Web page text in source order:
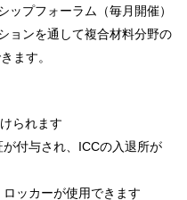
ップフォーラム（毎月開催）
ョンを通して複合材料分野の
ます。
られます
付与され、ICCの入退所が
ッカーが使用できます